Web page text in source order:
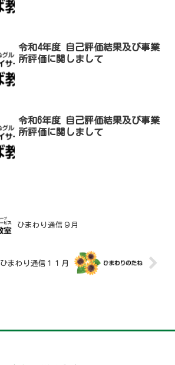
令和4年度 自己評価結果及び事業
所評価に関しまして
令和6年度 自己評価結果及び事業
所評価に関しまして
ひまわり通信９月
ひまわり通信１１月